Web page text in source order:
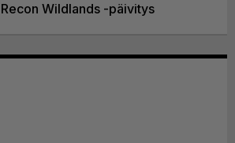
Recon Wildlands -päivitys